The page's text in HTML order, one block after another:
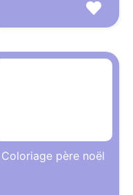
Coloriage père noël